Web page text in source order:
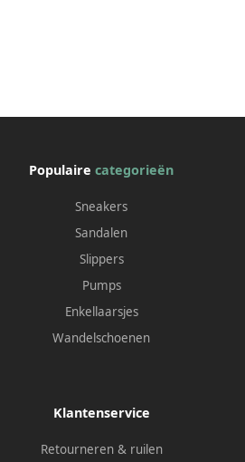
Populaire categorieën
Sneakers
Sandalen
Slippers
Pumps
Enkellaarsjes
Wandelschoenen
Klantenservice
Retourneren & ruilen